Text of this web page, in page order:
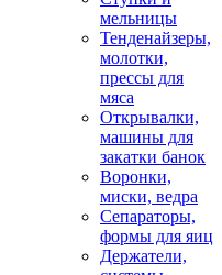
мельницы
Тенденайзеры,
молотки,
прессы для
мяса
Открывалки,
машины для
закатки банок
Воронки,
миски, ведра
Сепараторы,
формы для яиц
Держатели,